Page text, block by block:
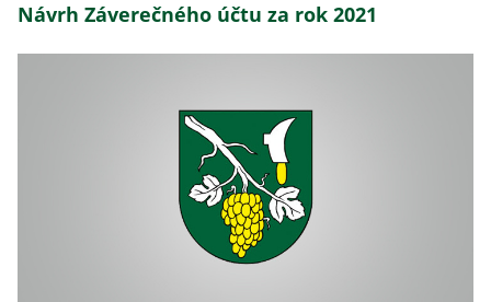
Návrh Záverečného účtu za rok 2021